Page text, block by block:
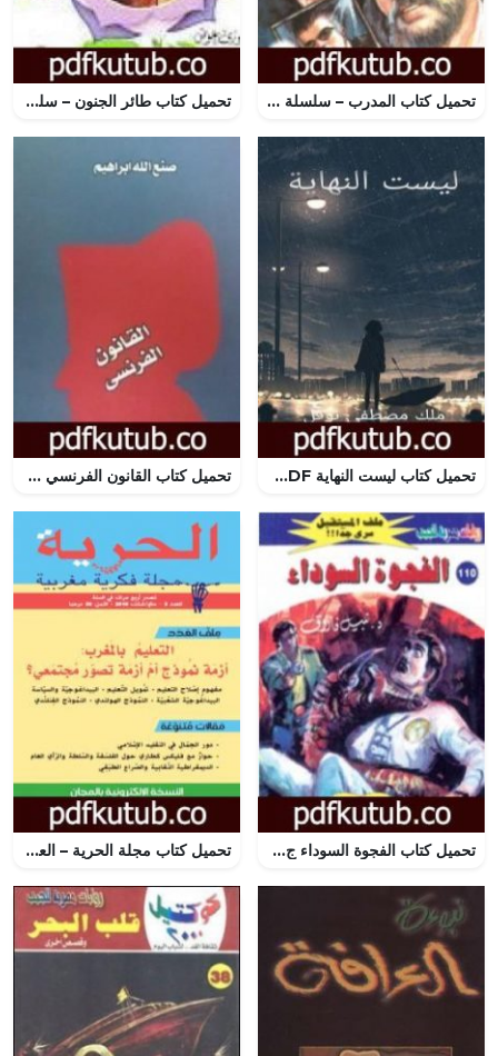
تحميل كتاب المدرب – سلسلة رجل المستحيل PDF تأليف نبيل فاروق مجانا [كامل] تحميل كتاب طائر الجنون – سلسلة زهور PDF تأليف فوزي عوض مجانا [كامل]
تحميل كتاب ليست النهاية PDF تأليف ملك مصطفى نوفل مجانا [كامل] تحميل كتاب القانون الفرنسي PDF تأليف صنع الله إبراهيم مجانا [كامل]
تحميل كتاب الفجوة السوداء ج2 – سلسلة ملف المستقبل PDF تأليف نبيل فاروق مجانا [كامل] تحميل كتاب مجلة الحرية – العدد 3 PDF تأليف مجلة الحرية مجانا [كامل]